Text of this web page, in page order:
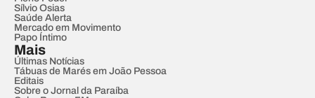
Sílvio Osias
Saúde Alerta
Mercado em Movimento
Papo Íntimo
Mais
Últimas Notícias
Tábuas de Marés em João Pessoa
Editais
Sobre o Jornal da Paraíba